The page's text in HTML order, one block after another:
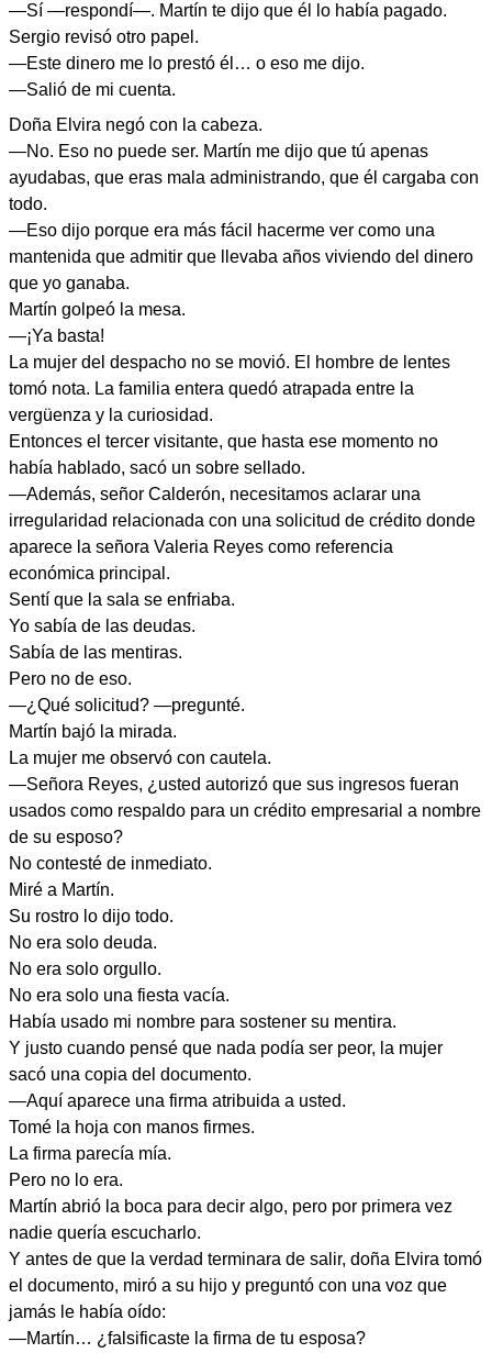
—Sí —respondí—. Martín te dijo que él lo había pagado.
Sergio revisó otro papel.
—Este dinero me lo prestó él… o eso me dijo.
—Salió de mi cuenta.
Doña Elvira negó con la cabeza.
—No. Eso no puede ser. Martín me dijo que tú apenas
ayudabas, que eras mala administrando, que él cargaba con
todo.
—Eso dijo porque era más fácil hacerme ver como una
mantenida que admitir que llevaba años viviendo del dinero
que yo ganaba.
Martín golpeó la mesa.
—¡Ya basta!
La mujer del despacho no se movió. El hombre de lentes
tomó nota. La familia entera quedó atrapada entre la
vergüenza y la curiosidad.
Entonces el tercer visitante, que hasta ese momento no
había hablado, sacó un sobre sellado.
—Además, señor Calderón, necesitamos aclarar una
irregularidad relacionada con una solicitud de crédito donde
aparece la señora Valeria Reyes como referencia
económica principal.
Sentí que la sala se enfriaba.
Yo sabía de las deudas.
Sabía de las mentiras.
Pero no de eso.
—¿Qué solicitud? —pregunté.
Martín bajó la mirada.
La mujer me observó con cautela.
—Señora Reyes, ¿usted autorizó que sus ingresos fueran
usados como respaldo para un crédito empresarial a nombre
de su esposo?
No contesté de inmediato.
Miré a Martín.
Su rostro lo dijo todo.
No era solo deuda.
No era solo orgullo.
No era solo una fiesta vacía.
Había usado mi nombre para sostener su mentira.
Y justo cuando pensé que nada podía ser peor, la mujer
sacó una copia del documento.
—Aquí aparece una firma atribuida a usted.
Tomé la hoja con manos firmes.
La firma parecía mía.
Pero no lo era.
Martín abrió la boca para decir algo, pero por primera vez
nadie quería escucharlo.
Y antes de que la verdad terminara de salir, doña Elvira tomó
el documento, miró a su hijo y preguntó con una voz que
jamás le había oído:
—Martín… ¿falsificaste la firma de tu esposa?